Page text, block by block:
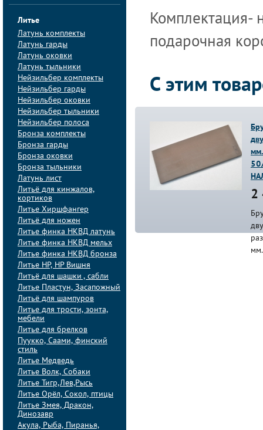
Литье
Латунь комплекты
Латунь гарды
Латунь оковки
Латунь тыльники
Нейзильбер комплекты
Нейзильбер гарды
Нейзильбер оковки
Нейзильбер тыльники
Нейзильбер полоса
Бронза комплекты
Бронза гарды
Бронза оковки
Бронза тыльники
Латунь лист
Литьё для кинжалов,
кортиков
Литье Хиршфангер
Литьё для ножен
Литье финка НКВД латунь
Литье финка НКВД мельх
Литье финка НКВД бронза
Литье НР, НР Вишня
Литьё для шашки , сабли
Литье Пластун, Засапожный
Литьё для шампуров
Литье для трости, зонта,
мебели
Литье для брелков
Пуукко, Саами, финский
стиль
Литье Медведь
Литье Волк, Собаки
Литье Тигр,Лев,Рысь
Литье Орёл, Сокол, птицы
Литье Змея, Дракон,
Динозавр
Акула, Рыба, Пиранья,
Комплектация-
подарочная
С этим
2